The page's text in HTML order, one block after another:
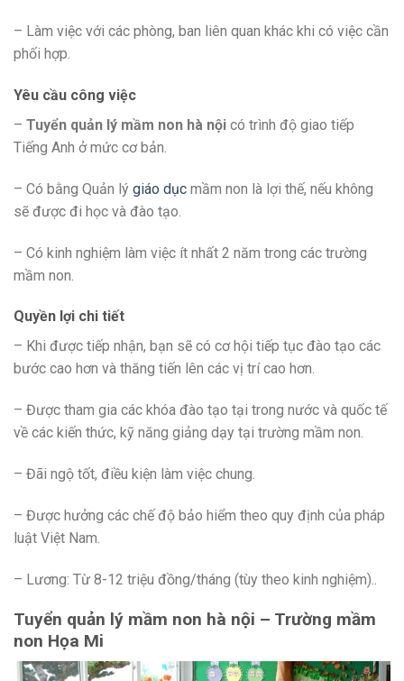
– Làm việc với các phòng, ban liên quan khác khi có việc cần
phối hợp.
Yêu cầu công việc
– Tuyển quản lý mầm non hà nội có trình độ giao tiếp
Tiếng Anh ở mức cơ bản.
– Có bằng Quản lý giáo dục mầm non là lợi thế, nếu không
sẽ được đi học và đào tạo.
– Có kinh nghiệm làm việc ít nhất 2 năm trong các trường
mầm non.
Quyền lợi chi tiết
– Khi được tiếp nhận, bạn sẽ có cơ hội tiếp tục đào tạo các
bước cao hơn và thăng tiến lên các vị trí cao hơn.
– Được tham gia các khóa đào tạo tại trong nước và quốc tế
về các kiến thức, kỹ năng giảng dạy tại trường mầm non.
– Đãi ngộ tốt, điều kiện làm việc chung.
– Được hưởng các chế độ bảo hiểm theo quy định của pháp
luật Việt Nam.
– Lương: Từ 8-12 triệu đồng/tháng (tùy theo kinh nghiệm)..
Tuyển quản lý mầm non hà nội – Trường mầm
non Họa Mi